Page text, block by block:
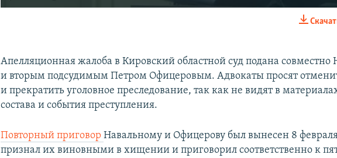
Апелляционная жалоба в Кировский областной суд подана
и вторым подсудимым Петром Офицеровым. Адвокаты просят
и прекратить уголовное преследование, так как не видят в
состава и события преступления.
Повторный приговорНавальному и Офицерову был вынесен 8
признал их виновными в хищении и приговорил соответственно к